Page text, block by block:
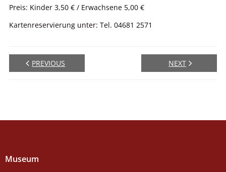
Preis: Kinder 3,50 € / Erwachsene 5,00 €
Kartenreservierung unter: Tel. 04681 2571
PREVIOUS NEXT
Museum